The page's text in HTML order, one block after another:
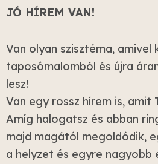
JÓ HÍREM VAN!
Van olyan szisztéma, amivel
taposómalomból és újra
lesz!
Van egy rossz hírem is, amit
Amíg halogatsz és abban
majd magától megoldódik,
a helyzet és egyre nagyobb